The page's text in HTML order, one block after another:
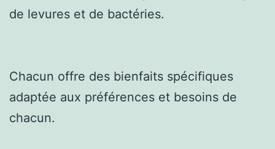
de levures et de bactéries.
Chacun offre des bienfaits spécifiques
adaptée aux préférences et besoins de
chacun.